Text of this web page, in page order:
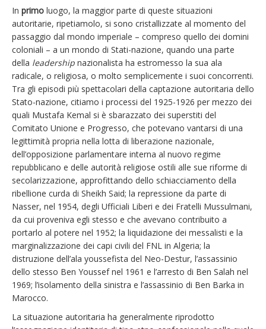
In primo luogo, la maggior parte di queste situazioni
autoritarie, ripetiamolo, si sono cristallizzate al momento del
passaggio dal mondo imperiale – compreso quello dei domini
coloniali – a un mondo di Stati-nazione, quando una parte
della leadership nazionalista ha estromesso la sua ala
radicale, o religiosa, o molto semplicemente i suoi concorrenti.
Tra gli episodi più spettacolari della captazione autoritaria dello
Stato-nazione, citiamo i processi del 1925-1926 per mezzo dei
quali Mustafa Kemal si è sbarazzato dei superstiti del
Comitato Unione e Progresso, che potevano vantarsi di una
legittimità propria nella lotta di liberazione nazionale,
dell’opposizione parlamentare interna al nuovo regime
repubblicano e delle autorità religiose ostili alle sue riforme di
secolarizzazione, approfittando dello schiacciamento della
ribellione curda di Sheikh Said; la repressione da parte di
Nasser, nel 1954, degli Ufficiali Liberi e dei Fratelli Mussulmani,
da cui proveniva egli stesso e che avevano contribuito a
portarlo al potere nel 1952; la liquidazione dei messalisti e la
marginalizzazione dei capi civili del FNL in Algeria; la
distruzione dell’ala youssefista del Neo-Destur, l’assassinio
dello stesso Ben Youssef nel 1961 e l’arresto di Ben Salah nel
1969; l’isolamento della sinistra e l’assassinio di Ben Barka in
Marocco.
La situazione autoritaria ha generalmente riprodotto